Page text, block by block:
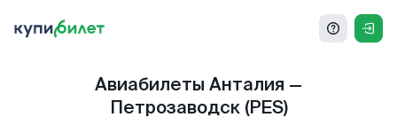
Авиабилеты Анталия —
Петрозаводск (PES)